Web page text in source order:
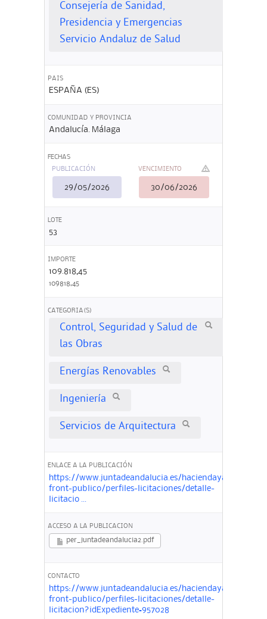
Consejería de Sanidad,
Presidencia y Emergencias
Servicio Andaluz de Salud
PAIS
ESPAÑA (ES)
COMUNIDAD Y PROVINCIA
Andalucía. Málaga
FECHAS
PUBLICACIÓN
29/05/2026
VENCIMIENTO
30/06/2026
LOTE
53
IMPORTE
109.818,45
109818,45
CATEGORIA(S)
Control, Seguridad y Salud de
las Obras
Energías Renovables
Ingeniería
Servicios de Arquitectura
ENLACE A LA PUBLICACIÓN
https://www.juntadeandalucia.es/
front-publico/perfiles-licitaciones/detalle-
licitacio ...
ACCESO A LA PUBLICACION
per_juntadeandalucia2.pdf
CONTACTO
https://www.juntadeandalucia.es/
front-publico/perfiles-licitaciones/detalle-
licitacion?idExpediente=957028